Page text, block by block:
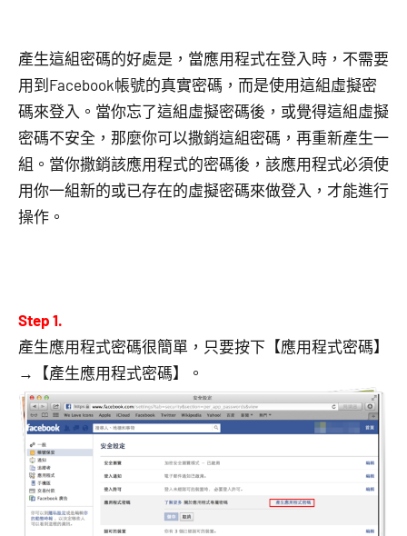
產生這組密碼的好處是，當應用程式在登入時，不需要
用到Facebook帳號的真實密碼，而是使用這組虛擬密
碼來登入。當你忘了這組虛擬密碼後，或覺得這組虛擬
密碼不安全，那麼你可以撒銷這組密碼，再重新產生一
組。當你撒銷該應用程式的密碼後，該應用程式必須使
用你一組新的或已存在的虛擬密碼來做登入，才能進行
操作。
Step 1.
產生應用程式密碼很簡單，只要按下【應用程式密碼】
→【產生應用程式密碼】。